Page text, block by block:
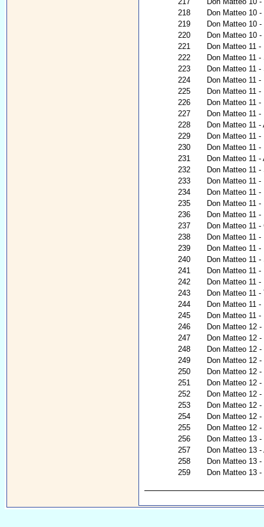
218
Don Matteo 10
219
Don Matteo 10 -
220
Don Matteo 10
221
Don Matteo 11 -
222
Don Matteo 11
223
Don Matteo 11
224
Don Matteo 11
225
Don Matteo 11
226
Don Matteo 11
227
Don Matteo 11
228
Don Matteo 11
229
Don Matteo 11
230
Don Matteo 11
231
Don Matteo 11
232
Don Matteo 11
233
Don Matteo 11 -
234
Don Matteo 11
235
Don Matteo 11
236
Don Matteo 11 -
237
Don Matteo 11
238
Don Matteo 11
239
Don Matteo 11
240
Don Matteo 11 -
241
Don Matteo 11 -
242
Don Matteo 11
243
Don Matteo 11
244
Don Matteo 11
245
Don Matteo 11
246
Don Matteo 12
247
Don Matteo 12
248
Don Matteo 12
249
Don Matteo 12
250
Don Matteo 12
251
Don Matteo 12
252
Don Matteo 12 -
253
Don Matteo 12
254
Don Matteo 12
255
Don Matteo 12
256
Don Matteo 13
257
Don Matteo 13
258
Don Matteo 13
259
Don Matteo 13